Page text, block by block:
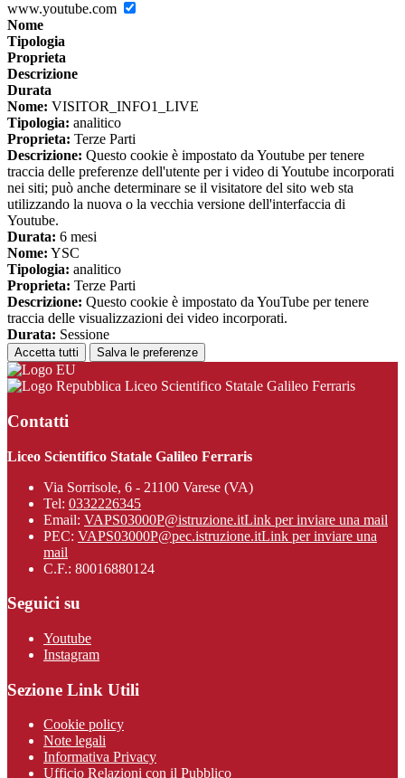
www.youtube.com
Nome
Tipologia
Proprieta
Descrizione
Durata
Nome: VISITOR_INFO1_LIVE
Tipologia: analitico
Proprieta: Terze Parti
Descrizione: Questo cookie è impostato da Youtube per tenere
traccia delle preferenze dell'utente per i video di Youtube incorporati
nei siti; può anche determinare se il visitatore del sito web sta
utilizzando la nuova o la vecchia versione dell'interfaccia di
Youtube.
Durata: 6 mesi
Nome: YSC
Tipologia: analitico
Proprieta: Terze Parti
Descrizione: Questo cookie è impostato da YouTube per tenere
traccia delle visualizzazioni dei video incorporati.
Durata: Sessione
Accetta tutti Salva le preferenze
Liceo Scientifico Statale Galileo Ferraris
Contatti
Liceo Scientifico Statale Galileo Ferraris
Via Sorrisole, 6 - 21100 Varese (VA)
Tel: 0332226345
Email: VAPS03000P@istruzione.itLink per inviare una mail
PEC: VAPS03000P@pec.istruzione.itLink per inviare una
mail
C.F.: 80016880124
Seguici su
Youtube
Instagram
Sezione Link Utili
Cookie policy
Note legali
Informativa Privacy
Ufficio Relazioni con il Pubblico